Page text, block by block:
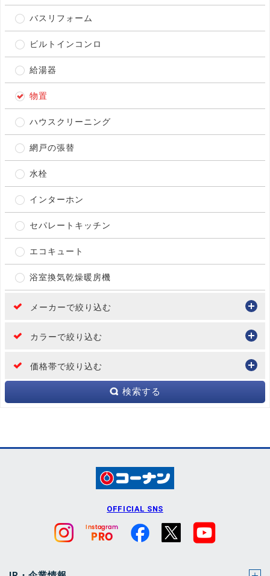
バスリフォーム
ビルトインコンロ
給湯器
物置
ハウスクリーニング
網戸の張替
水栓
インターホン
セパレートキッチン
エコキュート
浴室換気乾燥暖房機
メーカーで絞り込む
カラーで絞り込む
価格帯で絞り込む
検索する
OFFICIAL SNS